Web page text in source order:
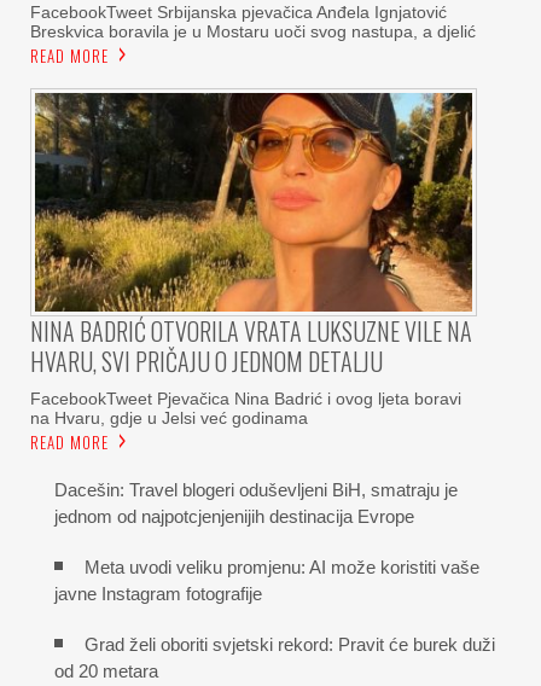
FacebookTweet Srbijanska pjevačica Anđela Ignjatović
Breskvica boravila je u Mostaru uoči svog nastupa, a djelić
READ MORE
NINA BADRIĆ OTVORILA VRATA LUKSUZNE VILE NA
HVARU, SVI PRIČAJU O JEDNOM DETALJU
FacebookTweet Pjevačica Nina Badrić i ovog ljeta boravi
na Hvaru, gdje u Jelsi već godinama
READ MORE
Dacešin: Travel blogeri oduševljeni BiH, smatraju je
jednom od najpotcjenjenijih destinacija Evrope
Meta uvodi veliku promjenu: AI može koristiti vaše
javne Instagram fotografije
Grad želi oboriti svjetski rekord: Pravit će burek duži
od 20 metara